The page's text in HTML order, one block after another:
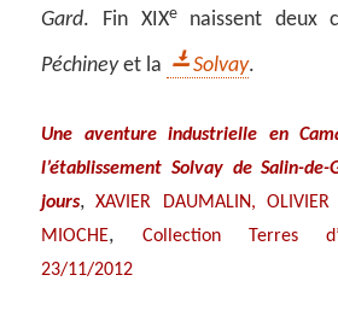
Gard. Fin XIXenaissent deux
Péchineyet la Solvay.
Une aventure industrielle en
l’établissement Solvay de Salin-
jours,XAVIER DAUMALIN, OLIVIER
MIOCHE,
Collection Terres
23/11/2012